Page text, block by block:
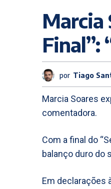
Marcia
Final”:
por Tiago
Marcia Soares
comentadora.
Com a final do
balanço duro do
Em declarações